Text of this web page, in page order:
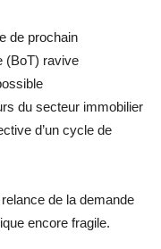
de prochain
(BoT) ravive
du secteur immobilier
d’un cycle de
relance de la demande
encore fragile.